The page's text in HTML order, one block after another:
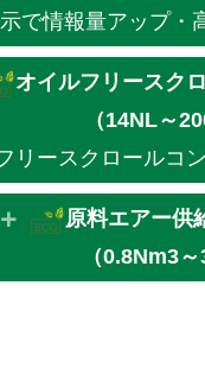
で情報量アップ・
オイルフリースク
（14NL～
リースクロールコ
原料エアー供
（0.8Nm3